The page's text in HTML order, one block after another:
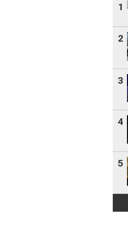
1
2
3
4
5